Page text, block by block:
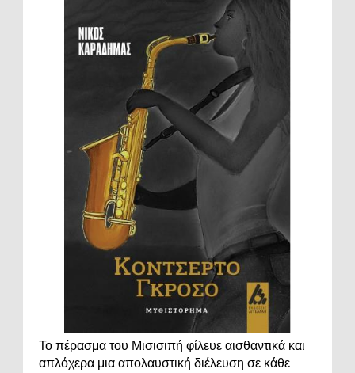
Το πέρασμα του Μισισιπή φίλευε αισθαντικά και
απλόχερα μια απολαυστική διέλευση σε κάθε